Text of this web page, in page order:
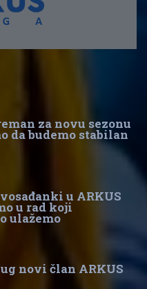
za novu sezonu
da budemo stabilan
u ARKUS
u rad koji
ulažemo
novi član ARKUS